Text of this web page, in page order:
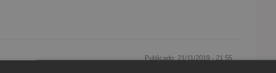
Publicado: 21/11/2019 ·21:55